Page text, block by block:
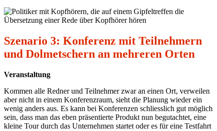
Szenario 3: Konferenz mit Teilnehmern
und Dolmetschern an mehreren Orten
Veranstaltung
Kommen alle Redner und Teilnehmer zwar an einen Ort, verweilen
aber nicht in einem Konferenzraum, sieht die Planung wieder ein
wenig anders aus. Es kann bei Konferenzen schliesslich gut möglich
sein, dass man das eben präsentierte Produkt nun begutachtet, eine
kleine Tour durch das Unternehmen startet oder es für eine Testfahrt